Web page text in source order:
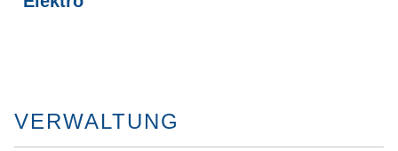
VERWALTUNG